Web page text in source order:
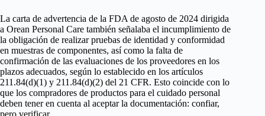
La carta de advertencia de la FDA de agosto de 2024 dirigida
a Orean Personal Care también señalaba el incumplimiento de
la obligación de realizar pruebas de identidad y conformidad
en muestras de componentes, así como la falta de
confirmación de las evaluaciones de los proveedores en los
plazos adecuados, según lo establecido en los artículos
211.84(d)(1) y 211.84(d)(2) del 21 CFR. Esto coincide con lo
que los compradores de productos para el cuidado personal
deben tener en cuenta al aceptar la documentación: confiar,